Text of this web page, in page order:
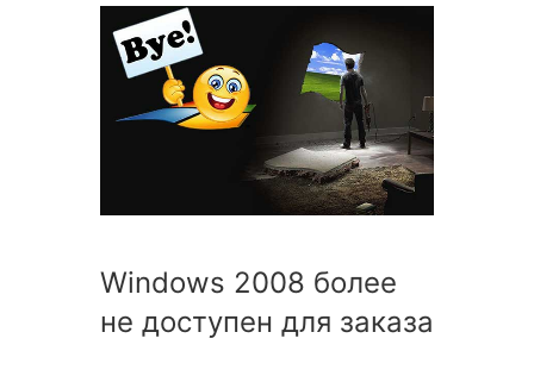
Windows 2008 более
не доступен для заказа